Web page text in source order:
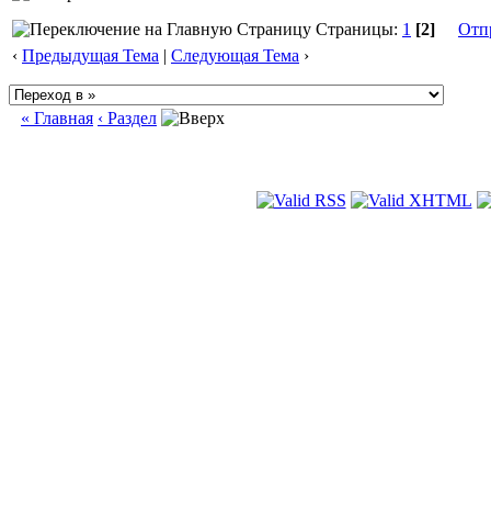
Страницы: 1 [2]
‹ Предыдущая Тема | Следующая Тема ›
« Главная ‹ Раздел